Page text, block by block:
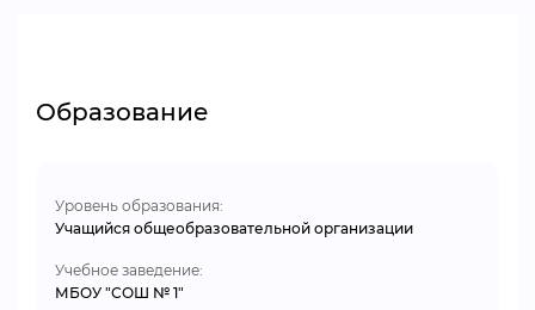
Образование
Уровень образования:
Учащийся общеобразовательной организации
Учебное заведение:
МБОУ "СОШ № 1"